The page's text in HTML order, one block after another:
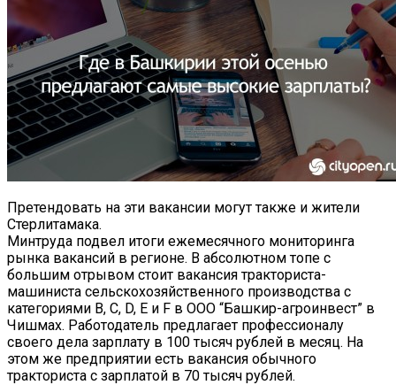
Претендовать на эти вакансии могут также и жители
Стерлитамака.
Минтруда подвел итоги ежемесячного мониторинга
рынка вакансий в регионе. В абсолютном топе с
большим отрывом стоит вакансия тракториста-
машиниста сельскохозяйственного производства с
категориями В, С, D, E и F в ООО “Башкир-агроинвест” в
Чишмах. Работодатель предлагает профессионалу
своего дела зарплату в 100 тысяч рублей в месяц. На
этом же предприятии есть вакансия обычного
тракториста с зарплатой в 70 тысяч рублей.